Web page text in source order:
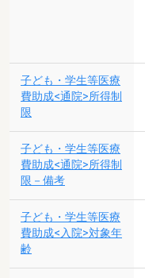
子ども・学生等医療
費助成<通院>所得制
限
子ども・学生等医療
費助成<通院>所得制
限－備考
子ども・学生等医療
費助成<入院>対象年
齢